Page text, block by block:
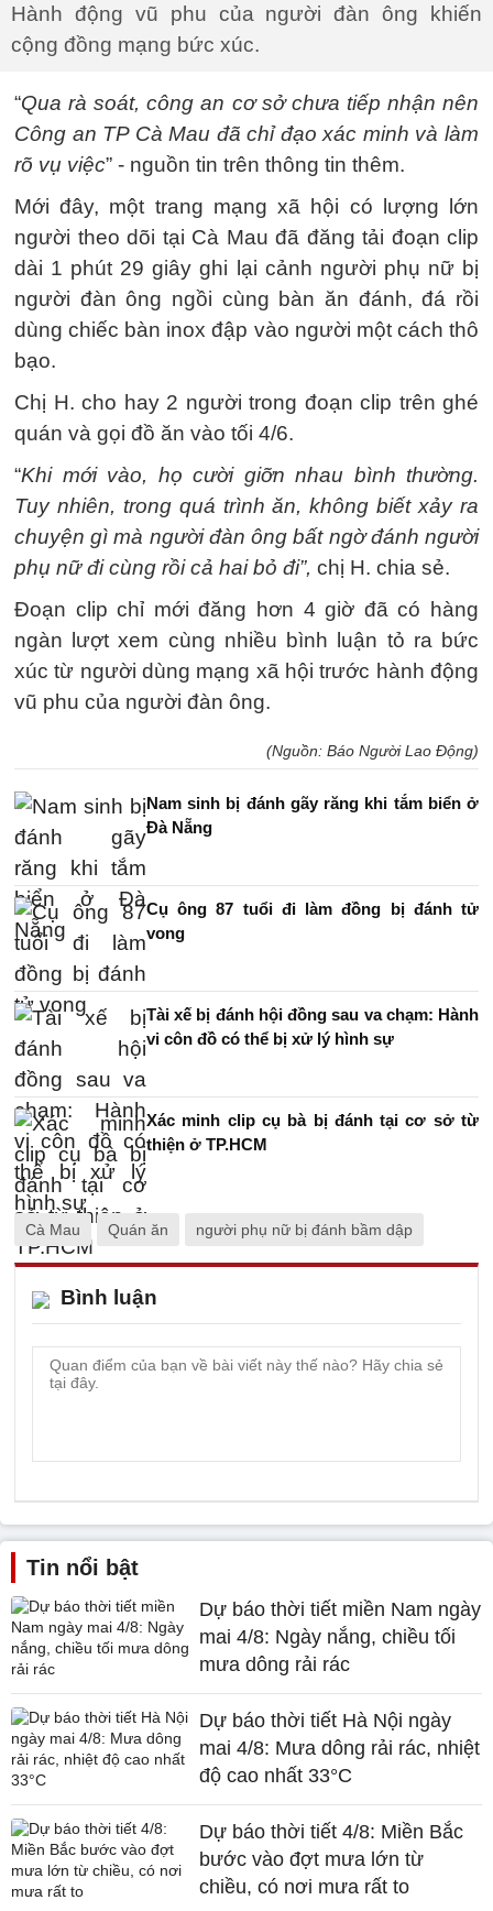
Hành động vũ phu của người đàn ông khiến
cộng đồng mạng bức xúc.
“Qua rà soát, công an cơ sở chưa tiếp nhận nên
Công an TP Cà Mau đã chỉ đạo xác minh và làm
rõ vụ việc” - nguồn tin trên thông tin thêm.
Mới đây, một trang mạng xã hội có lượng lớn
người theo dõi tại Cà Mau đã đăng tải đoạn clip
dài 1 phút 29 giây ghi lại cảnh người phụ nữ bị
người đàn ông ngồi cùng bàn ăn đánh, đá rồi
dùng chiếc bàn inox đập vào người một cách thô
bạo.
Chị H. cho hay 2 người trong đoạn clip trên ghé
quán và gọi đồ ăn vào tối 4/6.
“Khi mới vào, họ cười giỡn nhau bình thường.
Tuy nhiên, trong quá trình ăn, không biết xảy ra
chuyện gì mà người đàn ông bất ngờ đánh người
phụ nữ đi cùng rồi cả hai bỏ đi”, chị H. chia sẻ.
Đoạn clip chỉ mới đăng hơn 4 giờ đã có hàng
ngàn lượt xem cùng nhiều bình luận tỏ ra bức
xúc từ người dùng mạng xã hội trước hành động
vũ phu của người đàn ông.
(Nguồn: Báo Người Lao Động)
Nam sinh bị đánh gãy răng khi tắm biển ở
Đà Nẵng
Cụ ông 87 tuổi đi làm đồng bị đánh tử
vong
Tài xế bị đánh hội đồng sau va chạm: Hành
vi côn đồ có thể bị xử lý hình sự
Xác minh clip cụ bà bị đánh tại cơ sở từ
thiện ở TP.HCM
Cà Mau Quán ăn người phụ nữ bị đánh bầm dập
Bình luận
Tin nổi bật
Dự báo thời tiết miền Nam ngày
mai 4/8: Ngày nắng, chiều tối
mưa dông rải rác
Dự báo thời tiết Hà Nội ngày
mai 4/8: Mưa dông rải rác, nhiệt
độ cao nhất 33°C
Dự báo thời tiết 4/8: Miền Bắc
bước vào đợt mưa lớn từ
chiều, có nơi mưa rất to